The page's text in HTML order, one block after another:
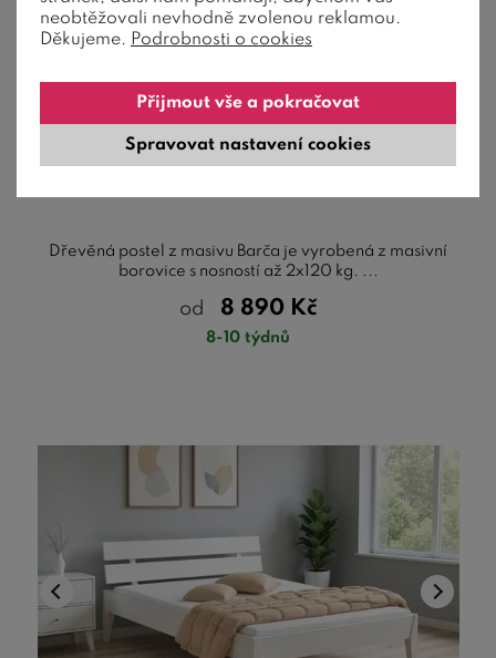
Dřevěná postel Barča, 140x200cm, masiv
Dřevěná postel z masivu Barča je vyrobená z masivní
borovice s nosností až 2x120 kg. ...
od 8 890 Kč
8-10 týdnů
neobtěžovali nevhodně zvolenou reklamou.
Děkujeme. Podrobnosti o cookies
Spravovat nastavení cookies
Přijmout vše a pokračovat